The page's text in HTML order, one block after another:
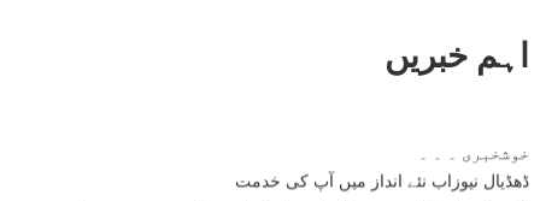
اہم خبریں
ڈھڈیال نیوزاب نئے انداز میں آپ کی خدمت
نئی خبر ایک لمحے میں آپ کے سامنے اسی جگہ پر موجود ہوگی